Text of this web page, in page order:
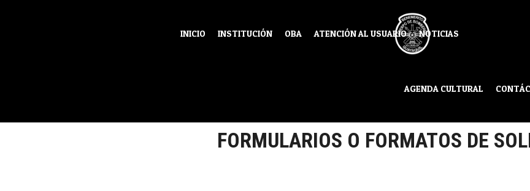
INICIO INSTITUCIÓN OBA ATENCIÓN AL USUARIO NOTICIAS
AGENDA CULTURAL
FORMULARIOS O FORMATOS DE